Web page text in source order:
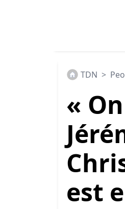
TDN >
«
est